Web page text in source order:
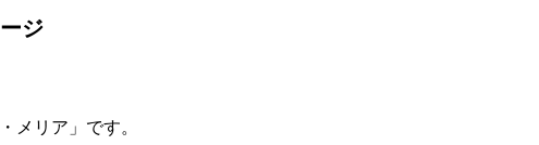
ジ
メリア」です。